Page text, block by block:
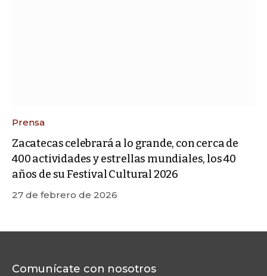
Prensa
Zacatecas celebrará a lo grande, con cerca de
400 actividades y estrellas mundiales, los 40
años de su Festival Cultural 2026
27 de febrero de 2026
Comunícate con nosotros